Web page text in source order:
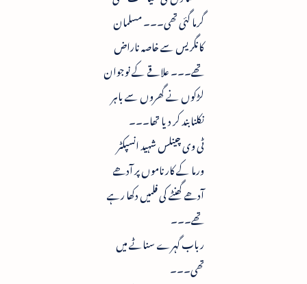
گرما گئی تھی۔۔۔ مسلمان
کانگریس سے خاصہ ناراض
تھے۔۔۔ علاقے کے نوجوان
لڑکوں نے گھروں سے باہر
نکلنا بند کر دیا تھا۔۔۔
ٹی وی چینلس شہید انسپکٹر
ورما کے کارناموں پر آدھے
آدھے گھنٹے کی فلمیں دکھا رہے
تھے۔۔۔
رباب گہرے سناٹے میں
تھی۔۔۔